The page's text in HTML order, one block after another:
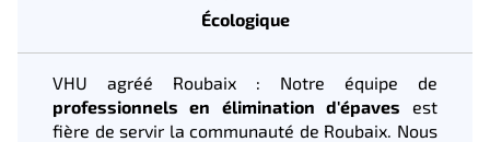
Écologique
VHU agréé Roubaix : Notre équipe de
professionnels en élimination d'épaves est
fière de servir la communauté de Roubaix. Nous